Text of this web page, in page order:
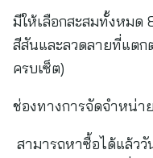
มีให้เลือกสะสมทั้งหมด
สีสันและลวดลายที่แตก
ครบเซ็ต)
ช่องทางการจัดจำหน่าย
สามารถหาซื้อได้แล้ว